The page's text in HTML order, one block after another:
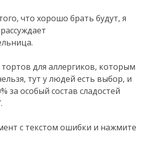
что хорошо брать будут, я
для аллергиков, которым
тут у людей есть выбор, и
за особый состав сладостей
с текстом ошибки и нажмите